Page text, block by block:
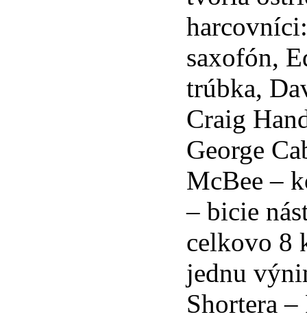
saxofón,
trúbka,
Craig
George
McBee –
– bicie
celkovo 8
jednu
Shortera